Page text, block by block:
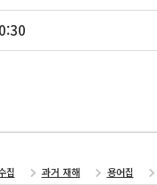
집 과거 재해 용어집